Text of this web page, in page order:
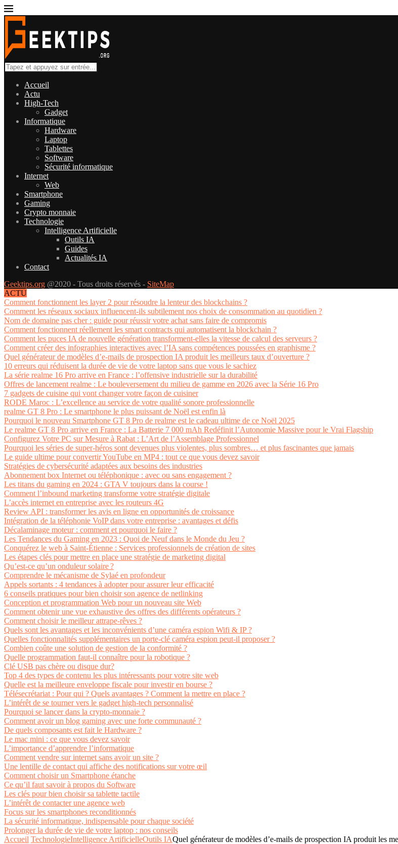
Accueil
Actu
High-Tech
Gadget
Informatique
Hardware
Laptop
Tablettes
Software
Sécurité informatique
Internet
Web
Smartphone
Gaming
Crypto monnaie
Technologie
Intelligence Artificielle
Outils IA
Guides
Actualités IA
Contact
Geektips.org @2020 - Tous droits réservés - SiteMap
ACTU
Comment fonctionnent les layer 2 pour résoudre la lenteur des blockchains ?
Comment les réseaux sociaux influencent-ils subtilement nos choix de consommation au quotidien ?
Nom de domaine pas cher : guide pour réussir votre achat sans faire de compromis
Comment fonctionnent réellement les smart contracts qui automatisent la blockchain ?
Comment les puces IA de nouvelle génération transforment-elles la vitesse de calcul des serveurs ?
Comment créer des infographies interactives avec l’IA sans compétences poussées en graphisme ?
Quel générateur de modèles d’e-mails de prospection IA produit les meilleurs taux d’ouverture ?
10 erreurs qui réduisent la durée de vie de votre laptop sans que vous le sachiez
La série realme 16 Pro arrive en France : l’offensive industrielle sur la durabilité
Offres de lancement realme : Le bouleversement du milieu de gamme en 2026 avec la Série 16 Pro
7 gadgets de cuisine qui vont changer votre façon de cuisiner
RODE Maroc : L’excellence au service de votre qualité sonore professionnelle
realme GT 8 Pro : Le smartphone le plus puissant de Noël est enfin là
Pourquoi le nouveau Smartphone GT 8 Pro de realme est le cadeau ultime de ce Noël 2025
Le realme GT 8 Pro arrive en France : La Batterie 7 000 mAh Redéfinit l’Autonomie Massive pour le Vrai Flagship
Configurez Votre PC sur Mesure à Rabat : L’Art de l’Assemblage Professionnel
Pourquoi les séries de super-héros sont devenues plus violentes, plus sombres… et plus fascinantes que jamais
Le guide ultime pour convertir YouTube en MP4 : tout ce que vous devez savoir
Stratégies de cybersécurité adaptées aux besoins des industries
Abonnement box Internet ou téléphonique : avec ou sans engagement ?
Les titans du gaming en 2024 : GTA V toujours dans la course !
Comment l’inbound marketing transforme votre stratégie digitale
L’accès internet en entreprise avec les routeurs 4G
Review API : transformer les avis en ligne en opportunités de croissance
Intégration de la téléphonie VoIP dans votre entreprise : avantages et défis
Décalaminage moteur : comment et pourquoi le faire ?
Les Tendances du Gaming en 2023 : Quoi de Neuf dans le Monde du Jeu ?
Conquérez le web à Saint-Étienne : Services professionnels de création de sites
Les étapes clés pour mettre en place une stratégie de marketing digital
Qu’est-ce qu’un onduleur solaire ?
Comprendre le mécanisme de Sylaé en profondeur
Appels sortants : 4 tendances à adopter pour assurer leur efficacité
6 conseils pratiques pour bien choisir son agence de netlinking
Conception et programmation Web pour un nouveau site Web
Comment obtenir une vue exhaustive des offres des différents opérateurs ?
Comment choisir le meilleur attrape-rêves ?
Quels sont les avantages et les inconvénients d’une caméra espion Wifi & IP ?
Quelles fonctionnalités supplémentaires un porte-clé caméra espion peut-il proposer ?
Combien coûte une solution de gestion de la conformité ?
Quelle programmation faut-il connaître pour la robotique ?
Clé USB pas chère ou disque dur?
Top 4 des types de contenu les plus intéressants pour votre site web
Quelle est la meilleure enveloppe fiscale pour investir en bourse ?
Télésecrétariat : Pour qui ? Quels avantages ? Comment la mettre en place ?
L’intérêt de se tourner vers le gadget high-tech personnalisé
Pourquoi se lancer dans la crypto-monnaie ?
Comment avoir un blog gaming avec une forte communauté ?
De quels composants est fait le Hardware ?
Le mac mini : ce que vous devez savoir
L’importance d’apprendre l’informatique
Comment vendre sur internet sans avoir un site ?
Une lentille de contact qui affiche des notifications sur votre œil
Comment choisir un Smartphone étanche
Ce qu’il faut savoir à propos du Software
Les clés pour bien choisir sa tablette tactile
L’intérêt de contacter une agence web
Focus sur les smartphones reconditionnés
La sécurité informatique, indispensable pour chaque société
Prolonger la durée de vie de votre laptop : nos conseils
Accueil TechnologieIntelligence ArtificielleOutils IAQuel générateur de modèles d’e-mails de prospection IA produit les